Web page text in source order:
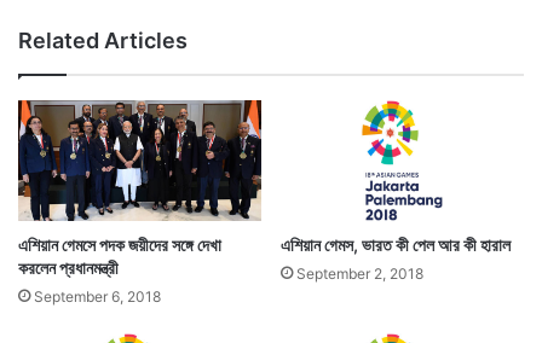
Related Articles
এশিয়ান গেমসে পদক জয়ীদের সঙ্গে দেখা
করলেন প্রধানমন্ত্রী
September 6, 2018
এশিয়ান গেমস, ভারত কী পেল আর কী হারাল
September 2, 2018